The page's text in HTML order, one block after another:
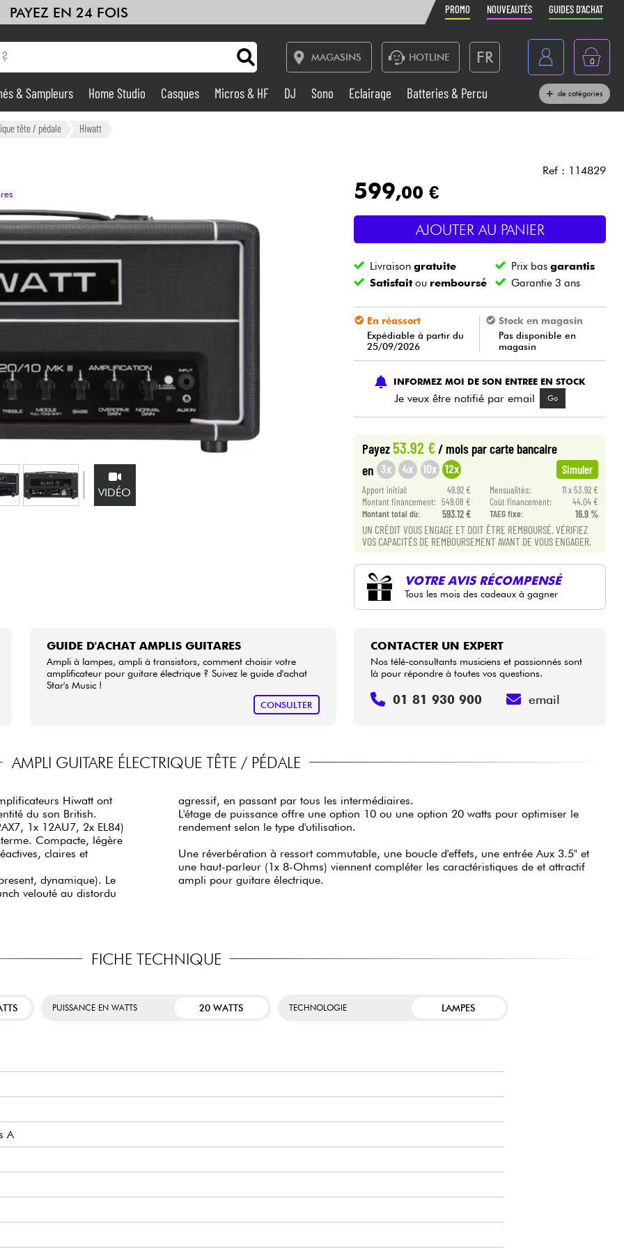
PAYEZ EN 24 FOIS PROMO NOUVEAUTÉS GUIDES D'ACHAT
MAGASINS HOTLINE FR
Belgique
België
Nederland
0
Amplis & Effets
Sono
Batteries & Percu Vents
Eveil Musical Câbles & Access.
& Sampleurs Home Studio Casques Micros & HF DJ Sono Eclairage Batteries & Percu de catégories
tête / pédale Hiwatt
VIDÉO
Ref : 114829
599,00 €
AJOUTER AU PANIER
Livraisongratuite Prix bas garantis
Satisfaitou remboursé Garantie 3 ans
En réassort
Expédiable à partir du
25/09/2026
Stock en magasin
Pas disponible en
magasin
INFORMEZ MOI DE SON ENTREE EN STOCK
Je veux être notifié par email Go
Payez53.92 €/ mois par carte bancaire
en 3x 4x 10x 12x Simuler
Apport initial: 49.92 € Mensualités:
11 x 53.92 €
Montant financement: 549.08 € Coût financement:
44.04 €
Montant total dù:
593.12 € TAEG fixe: 16.9 %
UN CRÉDIT VOUS ENGAGE ET DOIT ÊTRE REMBOURSÉ. VÉRIFIEZ
VOS CAPACITÉS DE REMBOURSEMENT AVANT DE VOUS ENGAGER.
VOTRE AVIS RÉCOMPENSÉ
Tous les mois des cadeaux à gagner
GUIDE D'ACHAT AMPLIS GUITARES
Ampli à lampes, ampli à transistors, comment choisir votre
amplificateur pour guitare électrique ? Suivez le guide d'achat
Star's Music !
CONSULTER
CONTACTER UN EXPERT
Nos télé-consultants musiciens et passionnés sont
là pour répondre à toutes vos questions.
01 81 930 900 email
AMPLI GUITARE ÉLECTRIQUE TÊTE / PÉDALE
Hiwatt ont
du son British.
1x 12AU7, 2x EL84)
Compacte, légère
claires et
dynamique). Le
velouté au distordu
agressif, en passant par tous les intermédiaires.
L'étage de puissance offre une option 10 ou une option 20 watts pour optimiser le
rendement selon le type d'utilisation.
Une réverbération à ressort commutable, une boucle d'effets, une entrée Aux 3.5" et
une haut-parleur (1x 8-Ohms) viennent compléter les caractéristiques de et attractif
ampli pour guitare électrique.
FICHE TECHNIQUE
PUISSANCE EN WATTS 20 WATTS TECHNOLOGIE LAMPES
A